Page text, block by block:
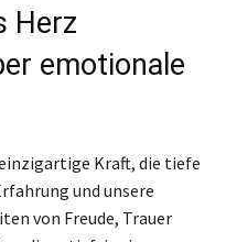
Herz
emotionale
Kraft, die tiefe
und unsere
von Freude, Trauer